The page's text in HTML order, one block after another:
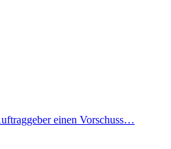
einen Vorschuss…